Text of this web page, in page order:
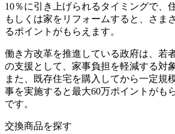
10％に引き上げられるタイミングで、
もしくは家をリフォームすると、さま
るポイントがもらえます。
働き方改革を推進している政府は、若
の支援として、家事負担を軽減する対
また、既存住宅を購入してから一定規
事を実施すると最大60万ポイントがも
です。
交換商品を探す